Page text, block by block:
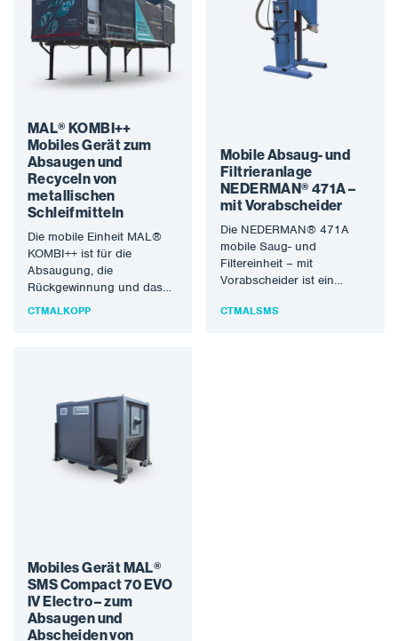
MAL® KOMBI++
Mobiles Gerät zum
Absaugen und
Recyceln von
metallischen
Schleifmitteln
Die mobile Einheit MAL®
KOMBI++ ist für die
Absaugung, die
Rückgewinnung und das
Recycling von metallischen
CTMALKOPP
Mobile Absaug- und
Filtrieranlage
NEDERMAN® 471A –
mit Vorabscheider
Die NEDERMAN® 471A
mobile Saug- und
Filtereinheit – mit
Vorabscheider ist ein
Doppelbehältersystem für
CTMALSMS
Mobiles Gerät MAL®
SMS Compact 70 EVO
IV Electro – zum
Absaugen und
Abscheiden von